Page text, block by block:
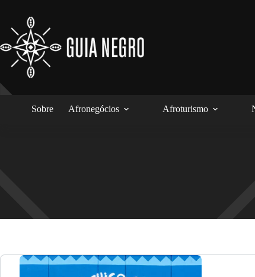
conteúdo
Sobre Afronegócios Afroturismo